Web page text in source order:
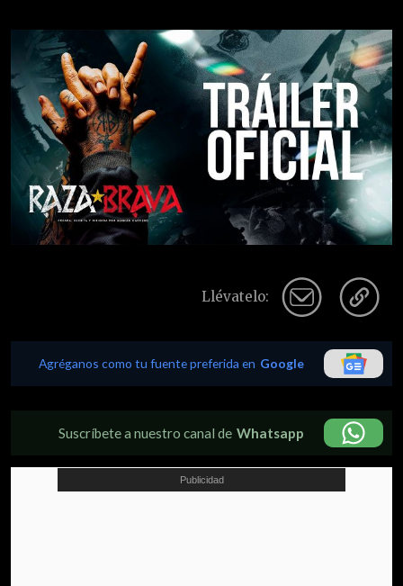
Llévatelo:
Agréganos como tu fuente preferida en Google
Suscríbete a nuestro canal de Whatsapp